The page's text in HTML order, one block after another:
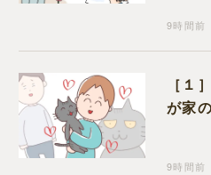
9時間前
［１
が家
9時間前